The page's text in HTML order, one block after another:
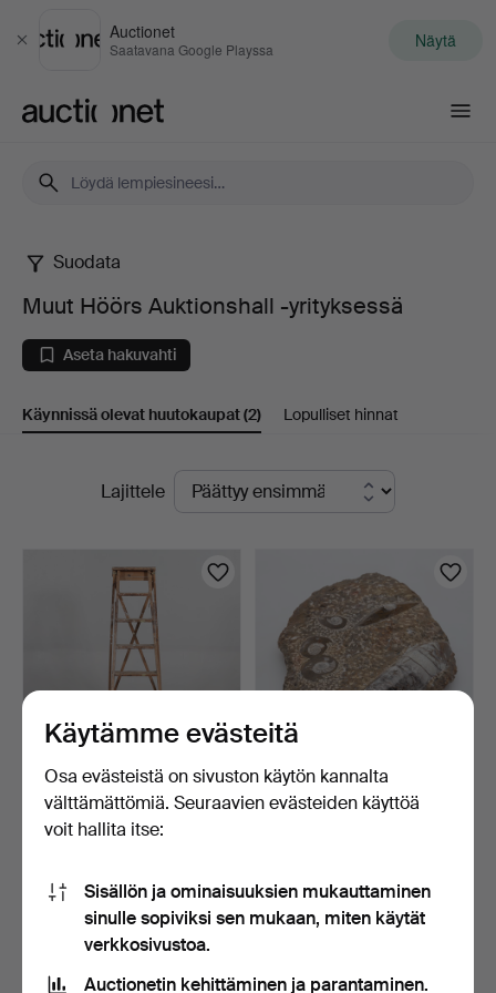
Sulje
Auctionet
Saatavana Google Playssa Näytä
Muut
Höörs
Auktionshall
yrityksessä
Suodata
Muut Höörs Auktionshall -yrityksessä
Aseta hakuvahti
Käynnissä olevat huutokaupat(2) Lopulliset hinnat
Käynnissä
huutokaupat
Lajittele
TIKKAAT 1900-luku, puuta.
1 päivä
32 USD
KIVI fossiileilla.
49 USD
Aseta hakuvahti
Käytämme evästeitä
Osa evästeistä on sivuston käytön kannalta
välttämättömiä. Seuraavien evästeiden käyttöä
voit hallita itse:
Sisällön ja ominaisuuksien mukauttaminen
sinulle sopiviksi sen mukaan, miten käytät
verkkosivustoa.
Auctionetin kehittäminen ja parantaminen.